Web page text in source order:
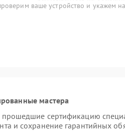
ваше устройство и укажем
мастера
сертификацию
и сохранение гарантийных